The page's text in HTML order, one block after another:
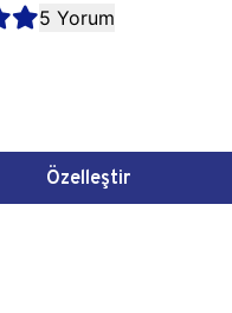
5 Yorum
Özelleştir